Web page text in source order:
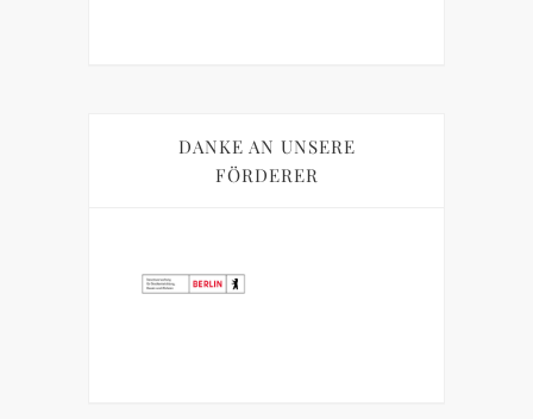
DANKE AN UNSERE
FÖRDERER